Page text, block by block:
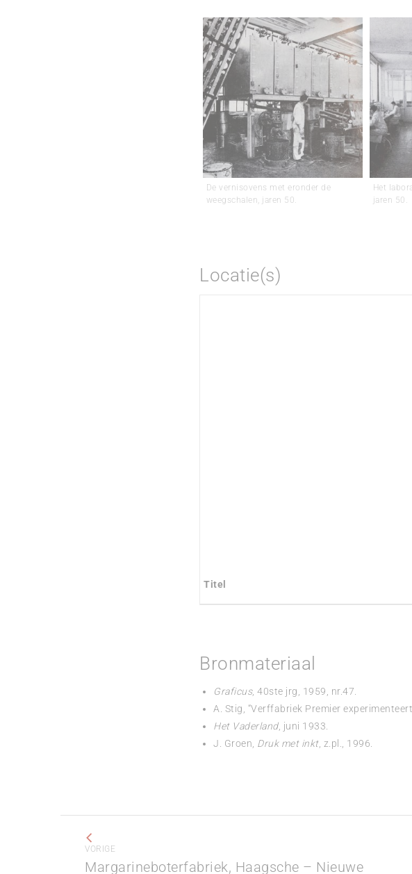
De vernisovens met eronder de
weegschalen, jaren 50.
Het
jaren 50.
Locatie(s)
Titel
Bronmateriaal
Graficus, 40ste jrg, 1959, nr.47.
A. Stig, “Verffabriek Premier
Het Vaderland, juni 1933.
J. Groen, Druk met inkt, z.pl., 1996.
navigation
VORIGE
Previous
Margarineboterfabriek, Haagsche – Nieuwe